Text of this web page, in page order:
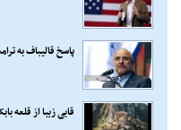
پاسخ قالیباف به
قابی زیبا از قلعه